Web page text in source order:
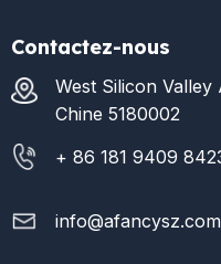
Contactez-nous
West Silicon
Chine 5180002
+ 86 181 9409
info@afancysz.com